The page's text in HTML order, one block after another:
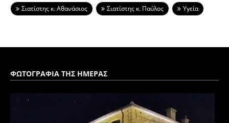
Σιατίστης κ. Αθανάσιος
Σιατίστης κ. Παύλος Υγεία
ΦΩΤΟΓΡΑΦΙΑ ΤΗΣ ΗΜΕΡΑΣ